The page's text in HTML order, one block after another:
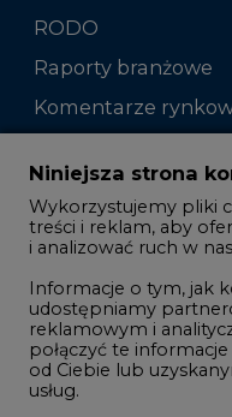
RODO
Raporty branżowe
Komentarze
Zmiany kadrowe
Studio CIRE
Rozmowy o
Gospodarka
Geopolityka
LTE450
Niniejsza strona
Wykorzystujemy pliki
treści i reklam, aby
i analizować ruch w
Informacje o tym, jak
udostępniamy
reklamowym i
połączyć te
od Ciebie lub
usług.